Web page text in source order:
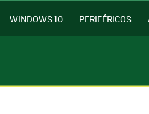
WINDOWS 10 PERIFÉRICOS